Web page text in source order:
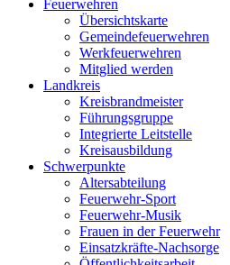
Feuerwehren
Übersichtskarte
Gemeindefeuerwehren
Werkfeuerwehren
Mitglied werden
Landkreis
Kreisbrandmeister
Führungsgruppe
Integrierte Leitstelle
Kreisausbildung
Schwerpunkte
Altersabteilung
Feuerwehr-Sport
Feuerwehr-Musik
Frauen in der Feuerwehr
Einsatzkräfte-Nachsorge